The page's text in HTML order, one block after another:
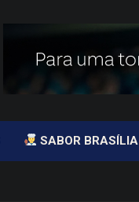
SABOR BRASÍLIA